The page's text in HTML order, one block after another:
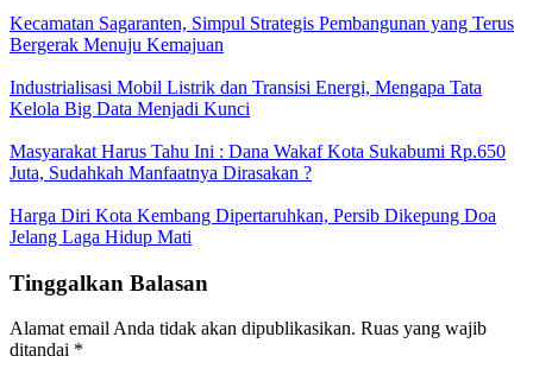
Kecamatan Sagaranten, Simpul Strategis Pembangunan yang Terus
Bergerak Menuju Kemajuan
Industrialisasi Mobil Listrik dan Transisi Energi, Mengapa Tata
Kelola Big Data Menjadi Kunci
Masyarakat Harus Tahu Ini : Dana Wakaf Kota Sukabumi Rp.650
Juta, Sudahkah Manfaatnya Dirasakan ?
Harga Diri Kota Kembang Dipertaruhkan, Persib Dikepung Doa
Jelang Laga Hidup Mati
Tinggalkan Balasan
Alamat email Anda tidak akan dipublikasikan. Ruas yang wajib
ditandai *